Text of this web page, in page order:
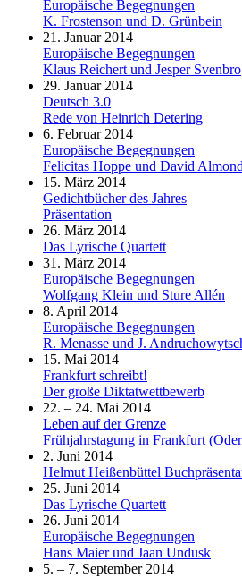
Europäische Begegnungen
K. Frostenson und D. Grünbein
21. Januar 2014
Europäische Begegnungen
Klaus Reichert und Jesper Svenbro
29. Januar 2014
Deutsch 3.0
Rede von Heinrich Detering
6. Februar 2014
Europäische Begegnungen
Felicitas Hoppe und David Almond
15. März 2014
Gedichtbücher des Jahres
Präsentation
26. März 2014
Das Lyrische Quartett
31. März 2014
Europäische Begegnungen
Wolfgang Klein und Sture Allén
8. April 2014
Europäische Begegnungen
R. Menasse und J.
15. Mai 2014
Frankfurt schreibt!
Der große Diktatwettbewerb
22. – 24. Mai 2014
Leben auf der Grenze
Frühjahrstagung in Frankfurt
2. Juni 2014
Helmut Heißenbüttel
25. Juni 2014
Das Lyrische Quartett
26. Juni 2014
Europäische Begegnungen
Hans Maier und Jaan Undusk
5. – 7. September 2014